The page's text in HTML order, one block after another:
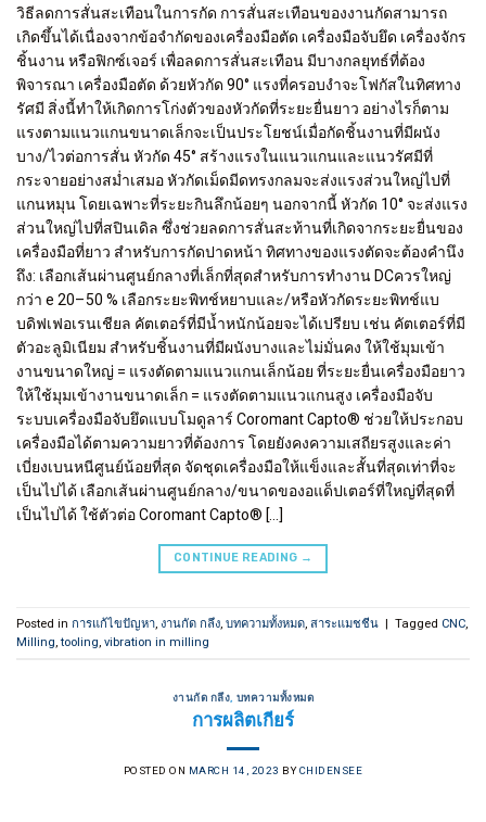
วิธีลดการสั่นสะเทือนในการกัด การสั่นสะเทือนของงานกัดสามารถ
เกิดขึ้นได้เนื่องจากข้อจำกัดของเครื่องมือตัด เครื่องมือจับยึด เครื่องจักร
ชิ้นงาน หรือฟิกซ์เจอร์ เพื่อลดการสั่นสะเทือน มีบางกลยุทธ์ที่ต้อง
พิจารณา เครื่องมือตัด ด้วยหัวกัด 90° แรงที่ครอบงำจะโฟกัสในทิศทาง
รัศมี สิ่งนี้ทำให้เกิดการโก่งตัวของหัวกัดที่ระยะยื่นยาว อย่างไรก็ตาม
แรงตามแนวแกนขนาดเล็กจะเป็นประโยชน์เมื่อกัดชิ้นงานที่มีผนัง
บาง/ไวต่อการสั่น หัวกัด 45° สร้างแรงในแนวแกนและแนวรัศมีที่
กระจายอย่างสม่ำเสมอ หัวกัดเม็ดมีดทรงกลมจะส่งแรงส่วนใหญ่ไปที่
แกนหมุน โดยเฉพาะที่ระยะกินลึกน้อยๆ นอกจากนี้ หัวกัด 10° จะส่งแรง
ส่วนใหญ่ไปที่สปินเดิล ซึ่งช่วยลดการสั่นสะท้านที่เกิดจากระยะยื่นของ
เครื่องมือที่ยาว สำหรับการกัดปาดหน้า ทิศทางของแรงตัดจะต้องคำนึง
ถึง: เลือกเส้นผ่านศูนย์กลางที่เล็กที่สุดสำหรับการทำงาน DCควรใหญ่
กว่า e 20–50 % เลือกระยะพิทช์หยาบและ/หรือหัวกัดระยะพิทช์แบ
บดิฟเฟอเรนเชียล คัตเตอร์ที่มีน้ำหนักน้อยจะได้เปรียบ เช่น คัตเตอร์ที่มี
ตัวอะลูมิเนียม สำหรับชิ้นงานที่มีผนังบางและไม่มั่นคง ให้ใช้มุมเข้า
งานขนาดใหญ่ = แรงตัดตามแนวแกนเล็กน้อย ที่ระยะยื่นเครื่องมือยาว
ให้ใช้มุมเข้างานขนาดเล็ก = แรงตัดตามแนวแกนสูง เครื่องมือจับ
ระบบเครื่องมือจับยึดแบบโมดูลาร์ Coromant Capto® ช่วยให้ประกอบ
เครื่องมือได้ตามความยาวที่ต้องการ โดยยังคงความเสถียรสูงและค่า
เบี่ยงเบนหนีศูนย์น้อยที่สุด จัดชุดเครื่องมือให้แข็งและสั้นที่สุดเท่าที่จะ
เป็นไปได้ เลือกเส้นผ่านศูนย์กลาง/ขนาดของอแด็ปเตอร์ที่ใหญ่ที่สุดที่
เป็นไปได้ ใช้ตัวต่อ Coromant Capto® […]
CONTINUE READING →
Posted in การแก้ไขปัญหา, งานกัด กลึง,บทความทั้งหมด,สาระแมชชีน | Tagged CNC,
Milling,tooling,vibration in milling
งานกัด กลึง, บทความทั้งหมด
การผลิตเกียร์
POSTED ON MARCH 14, 2023 BYCHIDENSEE